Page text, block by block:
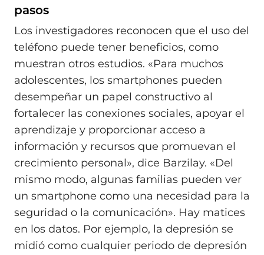
pasos
Los investigadores reconocen que el uso del
teléfono puede tener beneficios, como
muestran otros estudios. «Para muchos
adolescentes, los smartphones pueden
desempeñar un papel constructivo al
fortalecer las conexiones sociales, apoyar el
aprendizaje y proporcionar acceso a
información y recursos que promuevan el
crecimiento personal», dice Barzilay. «Del
mismo modo, algunas familias pueden ver
un smartphone como una necesidad para la
seguridad o la comunicación». Hay matices
en los datos. Por ejemplo, la depresión se
midió como cualquier periodo de depresión